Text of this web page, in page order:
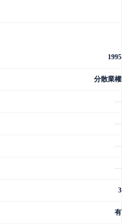
1995
分散業權
—
—
—
—
3
有